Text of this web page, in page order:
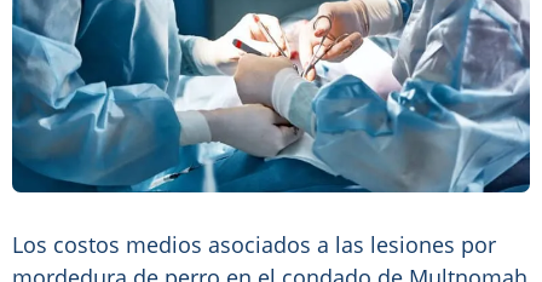
Los costos medios asociados a las lesiones por